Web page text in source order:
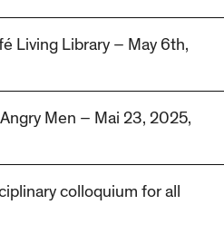
Living Library – May 6th,
Men – Mai 23, 2025,
colloquium for all